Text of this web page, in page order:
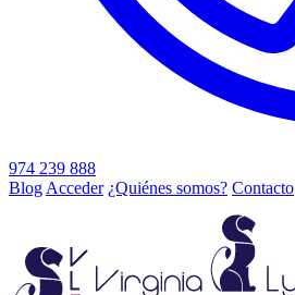
974 239 888
Blog Acceder ¿Quiénes somos? Contacto